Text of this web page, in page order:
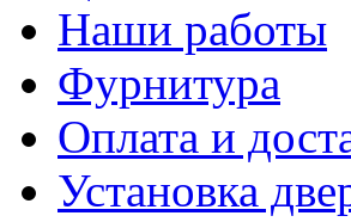
Наши работы
Фурнитура
Оплата и
Установка